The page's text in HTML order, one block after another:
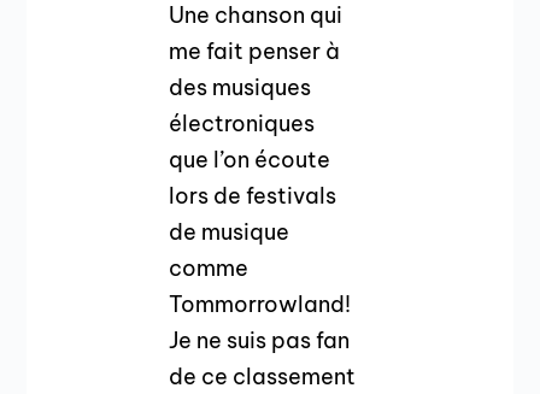
Une chanson qui
me fait penser à
des musiques
électroniques
que l’on écoute
lors de festivals
de musique
comme
Tommorrowland!
Je ne suis pas fan
de ce classement